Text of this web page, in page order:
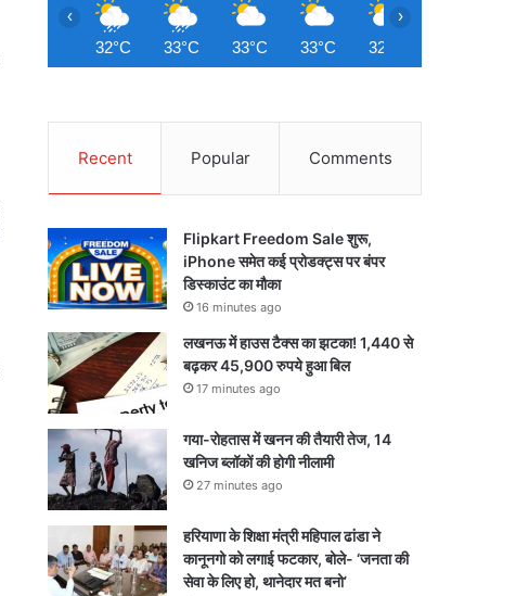
32°C 33°C 33°C 33°C 32°C
‹ ›
Recent Popular Comments
Flipkart Freedom Sale शुरू,
iPhone समेत कई प्रोडक्ट्स पर बंपर
डिस्काउंट का मौका
16 minutes ago
लखनऊ में हाउस टैक्स का झटका! 1,440 से
बढ़कर 45,900 रुपये हुआ बिल
17 minutes ago
गया-रोहतास में खनन की तैयारी तेज, 14
खनिज ब्लॉकों की होगी नीलामी
27 minutes ago
हरियाणा के शिक्षा मंत्री महिपाल ढांडा ने
कानूनगो को लगाई फटकार, बोले- ‘जनता की
सेवा के लिए हो, थानेदार मत बनो’